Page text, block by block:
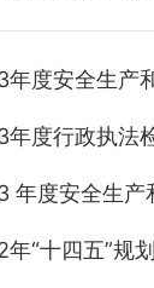
度安全生产
度行政执法
度安全生产
“十四五”规划